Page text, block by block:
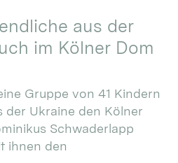
aus der
im Kölner Dom
Gruppe von 41 Kindern
der Ukraine den Kölner
Schwaderlapp
ihnen den